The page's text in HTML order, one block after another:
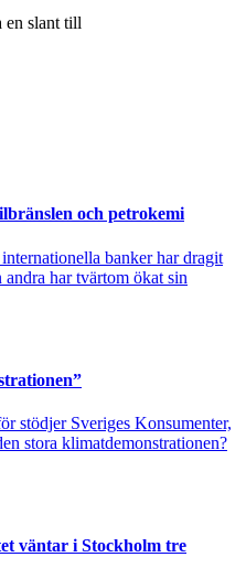
en slant till
och petrokemi
banker har dragit
har tvärtom ökat sin
stödjer Sveriges Konsumenter,
stora klimatdemonstrationen?
väntar i Stockholm tre